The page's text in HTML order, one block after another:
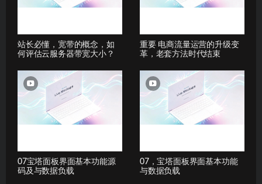
站长必懂，宽带的概念，如
何评估云服务器带宽大小？
重要 电商流量运营的升级变
革，老套方法时代结束
07宝塔面板界面基本功能源
码及与数据负载
07，宝塔面板界面基本功能
与数据负载